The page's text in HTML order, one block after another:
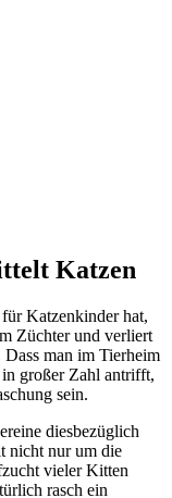
Katzen
Katzenkinder hat,
Züchter und verliert
Dass man im Tierheim
großer Zahl antrifft,
sein.
diesbezüglich
nicht nur um die
vieler Kitten
rasch ein